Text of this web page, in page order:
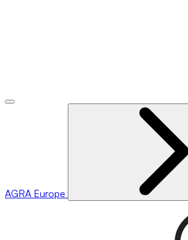
AGRA Europe